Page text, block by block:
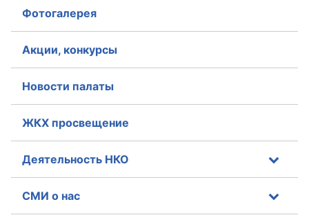
Фотогалерея
Акции, конкурсы
Новости палаты
ЖКХ просвещение
Деятельность НКО
СМИ о нас